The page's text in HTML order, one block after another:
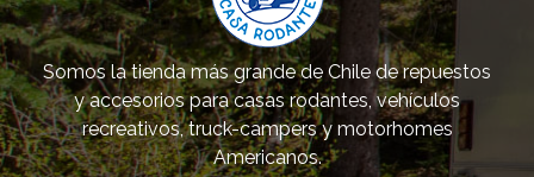
Somos la tienda más grande de Chile de repuestos
y accesorios para casas rodantes, vehículos
recreativos, truck-campers y motorhomes
Americanos.